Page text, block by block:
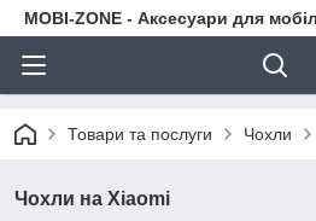
MOBI-ZONE - Аксесуари для
Товари та послуги Чохли
Чохли на Xiaomi